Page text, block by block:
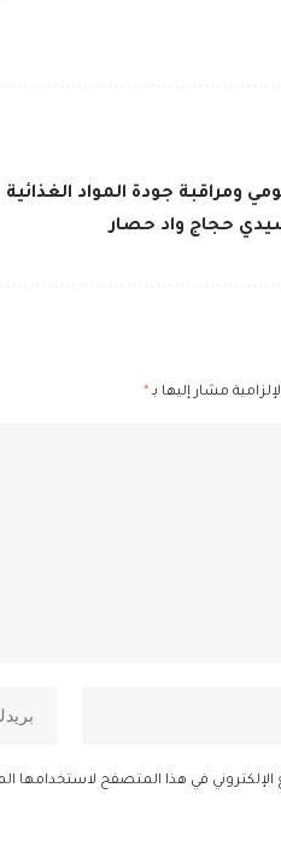
ومراقبة جودة المواد الغذائية
حجاج واد حصار
مشار إليها بـ *
الإلكتروني في هذا المتصفح لاستخدامها